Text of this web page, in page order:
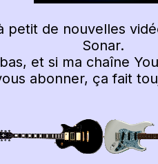
petit de nouvelles
Sonar.
et si ma chaîne
abonner, ça fait